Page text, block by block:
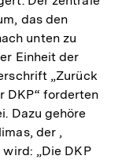
das den
unten zu
Einheit der
„Zurück
DKP“ forderten
Dazu gehöre
der ,
„Die DKPZum